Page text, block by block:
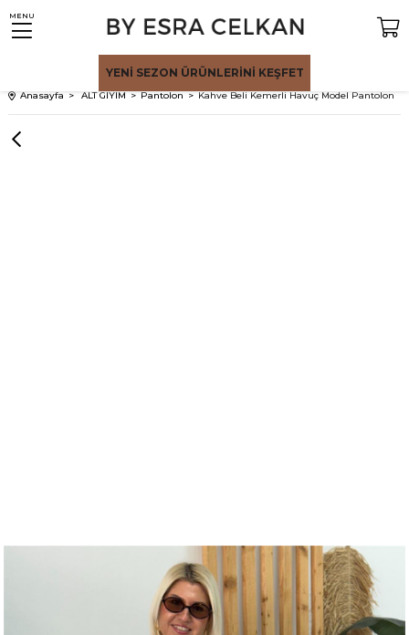
MENU
YENİ SEZON ÜRÜNLERİNİ KEŞFET
Anasayfa ALT GİYİM Pantolon Kahve Beli Kemerli Havuç Model Pantolon